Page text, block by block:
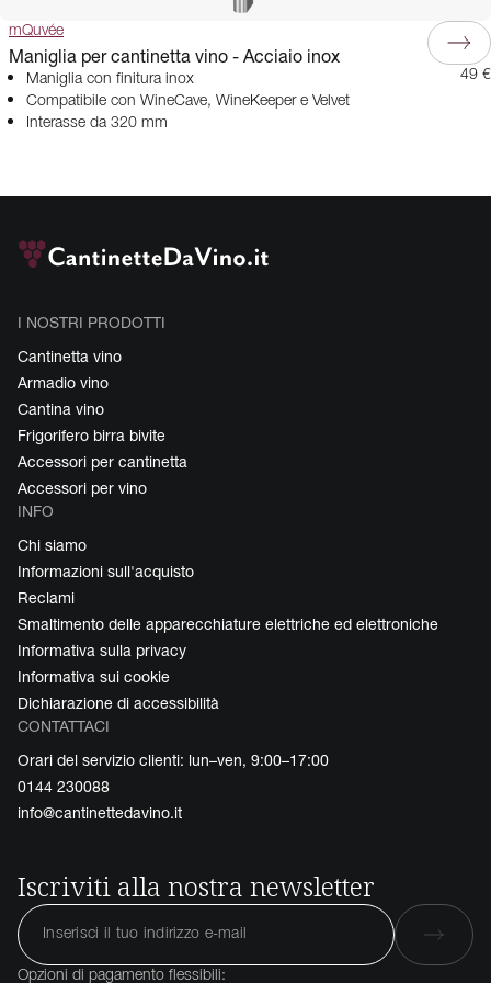
mQuvée
Maniglia per cantinetta vino - Acciaio inox
Maniglia con finitura inox
Compatibile con WineCave, WineKeeper e Velvet
Interasse da 320 mm
49 €
I NOSTRI PRODOTTI
Cantinetta vino
Armadio vino
Cantina vino
Frigorifero birra bivite
Accessori per cantinetta
Accessori per vino
INFO
Chi siamo
Informazioni sull'acquisto
Reclami
Smaltimento delle apparecchiature elettriche ed elettroniche
Informativa sulla privacy
Informativa sui cookie
Dichiarazione di accessibilità
CONTATTACI
Orari del servizio clienti: lun–ven, 9:00–17:00
0144 230088
info@cantinettedavino.it
Iscriviti alla nostra newsletter
Opzioni di pagamento flessibili: